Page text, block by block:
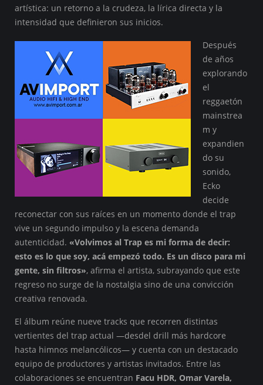
artística: un retorno a la crudeza, la lírica directa y la
intensidad que definieron sus inicios.
Después
de años
explorando
el
reggaetón
mainstrea
m y
expandien
do su
sonido,
Ecko
decide
reconectar con sus raíces en un momento donde el trap
vive un segundo impulso y la escena demanda
autenticidad. «Volvimos al Trap es mi forma de decir:
esto es lo que soy, acá empezó todo. Es un disco para mi
gente, sin filtros», afirma el artista, subrayando que este
regreso no surge de la nostalgia sino de una convicción
creativa renovada.
El álbum reúne nueve tracks que recorren distintas
vertientes del trap actual —desdel drill más hardcore
hasta himnos melancólicos— y cuenta con un destacado
equipo de productores y artistas invitados. Entre las
colaboraciones se encuentran Facu HDR, Omar Varela,